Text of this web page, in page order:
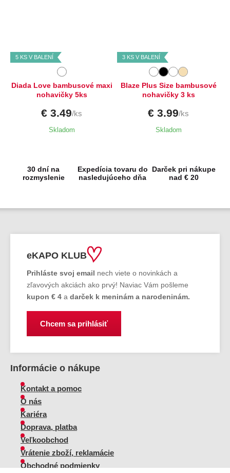
5 KS V BALENÍ
Diada Love bambusové maxi
nohavičky 5ks
€ 3.49/ks
Skladom
3 KS V BALENÍ
Blaze Plus Size bambusové
nohavičky 3 ks
€ 3.99/ks
Skladom
30 dní na
rozmyslenie
Expedícia tovaru do
nasledujúceho dňa
Darček pri nákupe
nad € 20
eKAPO KLUB
Prihláste svoj email nech viete o novinkách a
zľavových akciách ako prvý! Naviac Vám pošleme
kupon € 4 a darček k meninám a narodeninám.
Chcem sa prihlásiť
Informácie o nákupe
Kontakt a pomoc
O nás
Kariéra
Doprava, platba
Veľkoobchod
Vrátenie zboží, reklamácie
Obchodné podmienky